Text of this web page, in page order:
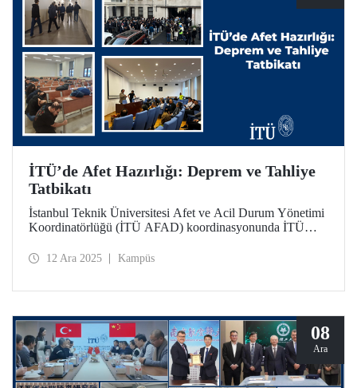
İTÜ’de Afet Hazırlığı: Deprem ve Tahliye
Tatbikatı
İstanbul Teknik Üniversitesi Afet ve Acil Durum Yönetimi
Koordinatörlüğü (İTÜ AFAD) koordinasyonunda İTÜ
planlanarak hayata geçirilen ilk uygulamalı deprem ve
12 Ara 2025 Kampüs
08
Ara